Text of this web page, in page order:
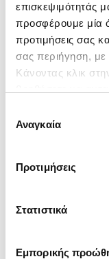
επισκεψιμότητάς
προσφέρουμε μία
προτιμήσεις σας
σας περιήγηση, με
Κάνοντας κλικ στην
ενδιαφέρουν και
συγκατάθεσης
Αναγκαία
Προτιμήσεις
Στατιστικά
Εμπορικής